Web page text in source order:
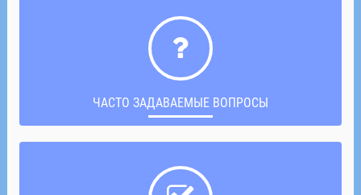
ЧАСТО ЗАДАВАЕМЫЕ ВОПРОСЫ